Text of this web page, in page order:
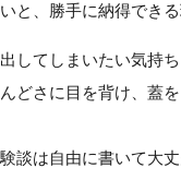
と、勝手に納得でき
してしまいたい気持
どさに目を背け、蓋
談は自由に書いて大